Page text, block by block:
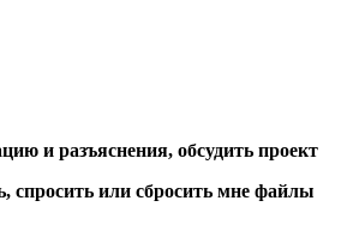
и разъяснения, обсудить проект
спросить или сбросить мне файлы